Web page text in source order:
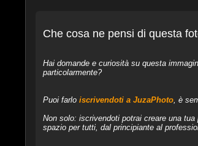
Che cosa ne pensi di questa
Hai domande e curiosità su questa
particolarmente?
Puoi farlo iscrivendoti a JuzaPhoto, è
Non solo: iscrivendoti potrai creare una
spazio per tutti, dal principiante al